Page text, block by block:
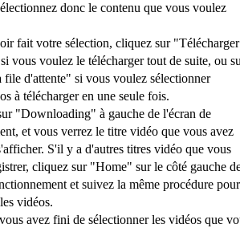
donc le contenu que vous voulez
fait votre sélection, cliquez sur "Télécharger
vous voulez le télécharger tout de suite, ou
d'attente" si vous voulez sélectionner
à télécharger en une seule fois.
"Downloading" à gauche de l'écran de
et vous verrez le titre vidéo que vous avez
S'il y a d'autres titres vidéo que vous
cliquez sur "Home" sur le côté gauche
et suivez la même procédure pour
vidéos.
avez fini de sélectionner les vidéos que